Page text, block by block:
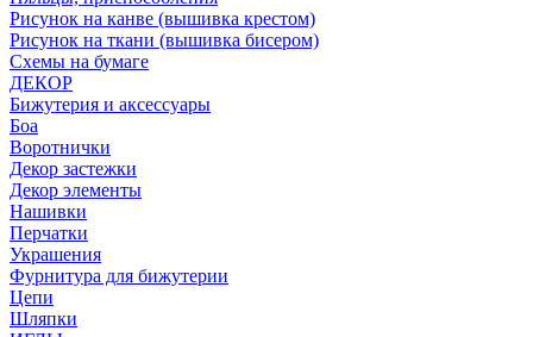
Рисунок на канве (вышивка крестом)
Рисунок на ткани (вышивка бисером)
Схемы на бумаге
ДЕКОР
Бижутерия и аксессуары
Боа
Воротнички
Декор застежки
Декор элементы
Нашивки
Перчатки
Украшения
Фурнитура для бижутерии
Цепи
Шляпки